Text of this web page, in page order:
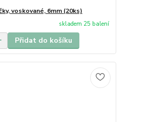
voskované, 6mm (20ks)
skladem 25 balení
Přidat do košíku